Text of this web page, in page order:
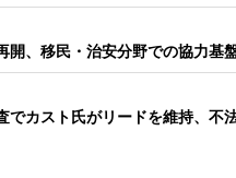
開、移民・治安分野での協力基
でカスト氏がリードを維持、不